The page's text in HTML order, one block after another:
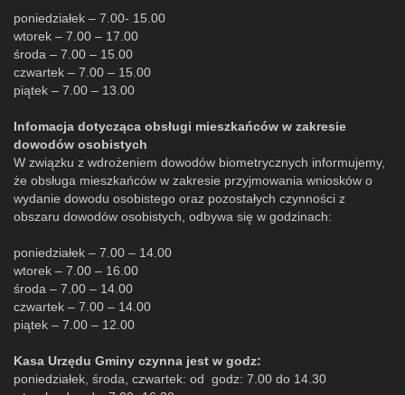
poniedziałek – 7.00- 15.00
wtorek – 7.00 – 17.00
środa – 7.00 – 15.00
czwartek – 7.00 – 15.00
piątek – 7.00 – 13.00
Infomacja dotycząca obsługi mieszkańców w zakresie
dowodów osobistych
W związku z wdrożeniem dowodów biometrycznych informujemy,
że obsługa mieszkańców w zakresie przyjmowania wniosków o
wydanie dowodu osobistego oraz pozostałych czynności z
obszaru dowodów osobistych, odbywa się w godzinach:
poniedziałek – 7.00 – 14.00
wtorek – 7.00 – 16.00
środa – 7.00 – 14.00
czwartek – 7.00 – 14.00
piątek – 7.00 – 12.00
Kasa Urzędu Gminy czynna jest w godz:
poniedziałek, środa, czwartek: od godz: 7.00 do 14.30